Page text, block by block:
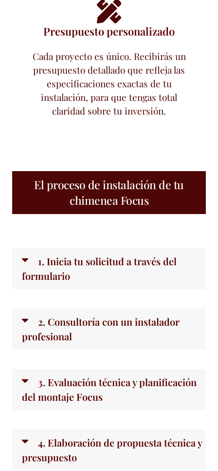
Presupuesto personalizado
Cada proyecto es único. Recibirás un
presupuesto detallado que refleja las
especificaciones exactas de tu
instalación, para que tengas total
claridad sobre tu inversión.
El proceso de instalación de tu
chimenea Focus
1. Inicia tu solicitud a través del
formulario
2. Consultoría con un instalador
profesional
3. Evaluación técnica y planificación
del montaje Focus
4. Elaboración de propuesta técnica y
presupuesto